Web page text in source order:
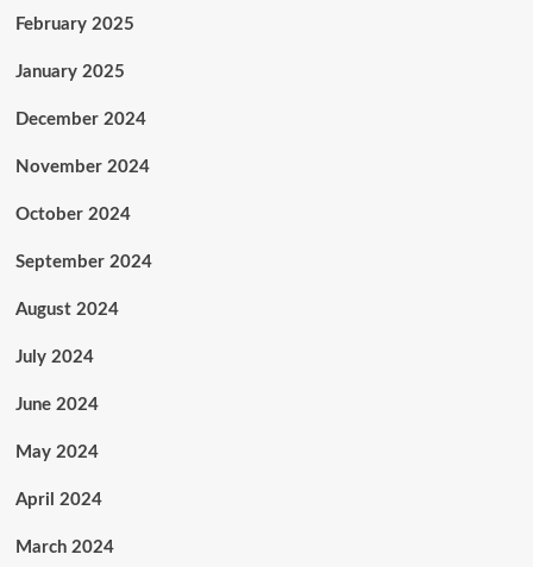
February 2025
January 2025
December 2024
November 2024
October 2024
September 2024
August 2024
July 2024
June 2024
May 2024
April 2024
March 2024